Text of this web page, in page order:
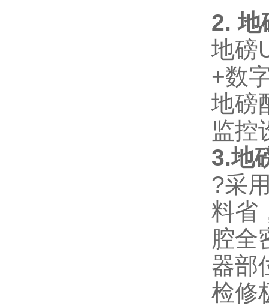
2.地
地磅
+数
地磅
监控
3.地
?采
料省
腔全
器部
检修